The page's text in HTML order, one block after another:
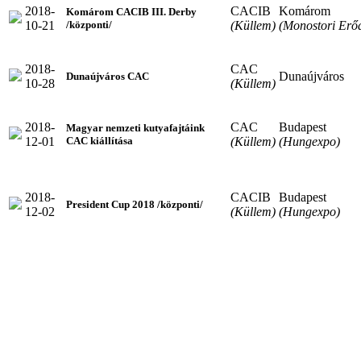
2018-
10-21
Komárom CACIB III. Derby
/központi/
CACIB
(Küllem)
Komárom
(Monostori
2018-
10-28
Dunaújváros CAC
CAC
(Küllem)
Dunaújváros
2018-
12-01
Magyar nemzeti kutyafajtáink
CAC kiállítása
CAC
(Küllem)
Budapest
(Hungexpo)
2018-
12-02
President Cup 2018 /központi/
CACIB
(Küllem)
Budapest
(Hungexpo)